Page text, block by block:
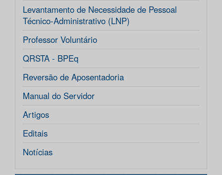
Levantamento de Necessidade de Pessoal
Técnico-Administrativo (LNP)
Professor Voluntário
QRSTA - BPEq
Reversão de Aposentadoria
Manual do Servidor
Artigos
Editais
Notícias